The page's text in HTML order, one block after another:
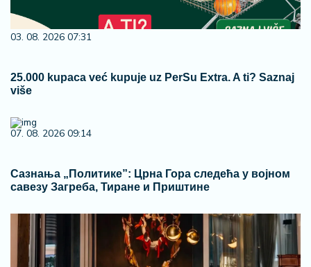
03. 08. 2026 07:31
25.000 kupaca već kupuje uz PerSu Extra. A ti? Saznaj
više
07. 08. 2026 09:14
Сазнања „Политике”: Црна Гора следећа у војном
савезу Загреба, Тиране и Приштине